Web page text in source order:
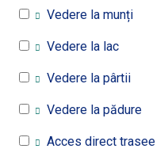
Vedere la munți
Vedere la lac
Vedere la pârtii
Vedere la pădure
Acces direct trasee